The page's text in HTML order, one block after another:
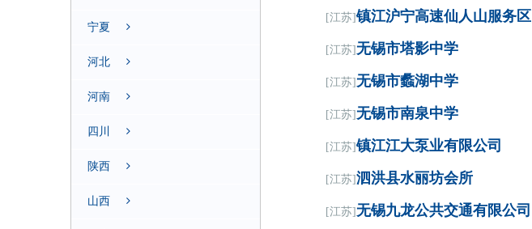
宁夏
河北
河南
四川
陕西
山西
[江苏]镇江沪宁高速仙人山服务区
[江苏]无锡市塔影中学
[江苏]无锡市蠡湖中学
[江苏]无锡市南泉中学
[江苏]镇江江大泵业有限公司
[江苏]泗洪县水丽坊会所
[江苏]无锡九龙公共交通有限公司